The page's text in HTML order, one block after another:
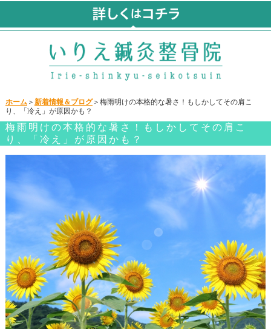
ホーム＞ 新着情報＆ブログ＞梅雨明けの本格的な暑さ！もしかしてその肩こ
り、「冷え」が原因かも？
梅雨明けの本格的な暑さ！もしかしてその肩こ
り、「冷え」が原因かも？